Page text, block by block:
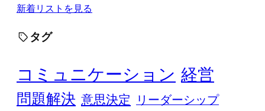
新着リストを見る
タグ
コミュニケーション 経営
問題解決 意思決定
リーダーシップ